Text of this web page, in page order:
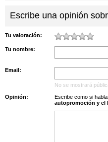
Escribe una opinión
Tu valoración:
Tu nombre:
Email:
No se mostrará
Opinión:
Escribe como si
autopromoción y el